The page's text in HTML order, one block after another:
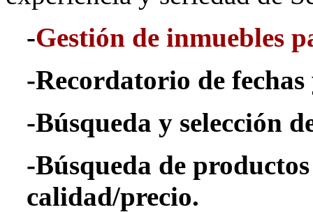
-Gestión de inmuebles
-Recordatorio de
-Búsqueda y selección
-Búsqueda de
calidad/precio.